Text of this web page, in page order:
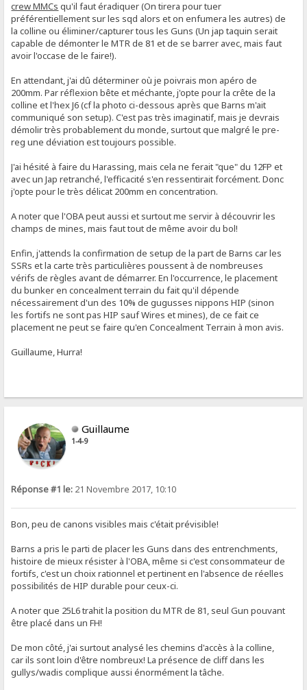
crew MMCs qu'il faut éradiquer (On tirera pour tuer
préférentiellement sur les sqd alors et on enfumera les autres) de
la colline ou éliminer/capturer tous les Guns (Un jap taquin serait
capable de démonter le MTR de 81 et de se barrer avec, mais faut
avoir l'occase de le faire!).
En attendant, j'ai dû déterminer où je poivrais mon apéro de
200mm. Par réflexion bête et méchante, j'opte pour la crête de la
colline et l'hex J6 (cf la photo ci-dessous après que Barns m'ait
communiqué son setup). C'est pas très imaginatif, mais je devrais
démolir très probablement du monde, surtout que malgré le pre-
reg une déviation est toujours possible.
J'ai hésité à faire du Harassing, mais cela ne ferait "que" du 12FP et
avec un Jap retranché, l'efficacité s'en ressentirait forcément. Donc
j'opte pour le très délicat 200mm en concentration.
A noter que l'OBA peut aussi et surtout me servir à découvrir les
champs de mines, mais faut tout de même avoir du bol!
Enfin, j'attends la confirmation de setup de la part de Barns car les
SSRs et la carte très particulières poussent à de nombreuses
vérifs de règles avant de démarrer. En l'occurrence, le placement
du bunker en concealment terrain du fait qu'il dépende
nécessairement d'un des 10% de gugusses nippons HIP (sinon
les fortifs ne sont pas HIP sauf Wires et mines), de ce fait ce
placement ne peut se faire qu'en Concealment Terrain à mon avis.
Guillaume, Hurra!
Guillaume
1-4-9
Réponse #1 le: 21 Novembre 2017, 10:10
Bon, peu de canons visibles mais c'était prévisible!
Barns a pris le parti de placer les Guns dans des entrenchments,
histoire de mieux résister à l'OBA, même si c'est consommateur de
fortifs, c'est un choix rationnel et pertinent en l'absence de réelles
possibilités de HIP durable pour ceux-ci.
A noter que 25L6 trahit la position du MTR de 81, seul Gun pouvant
être placé dans un FH!
De mon côté, j'ai surtout analysé les chemins d'accès à la colline,
car ils sont loin d'être nombreux! La présence de cliff dans les
gullys/wadis complique aussi énormément la tâche.